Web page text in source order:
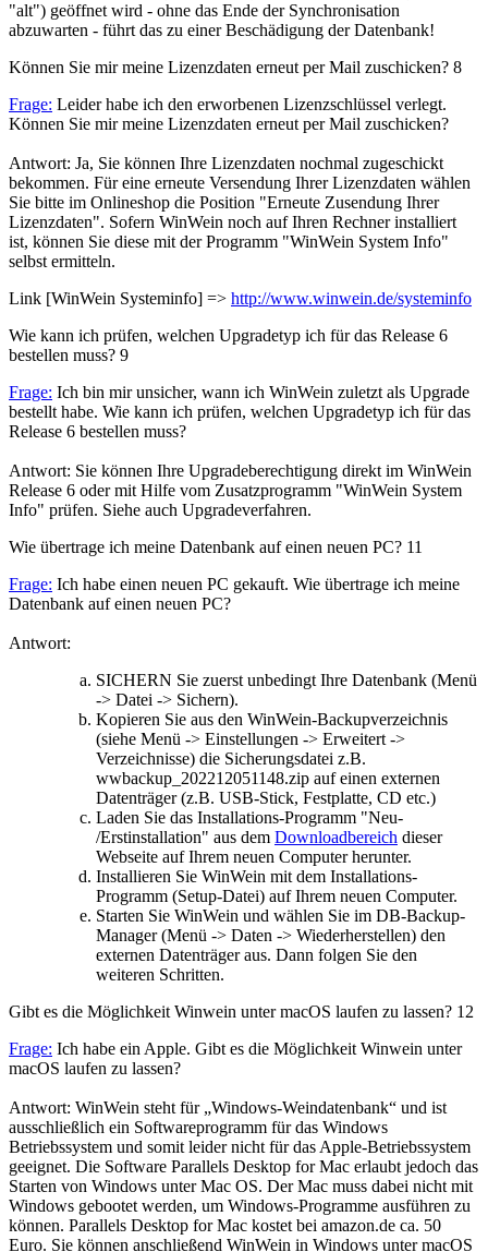
"alt") geöffnet wird - ohne das Ende der Synchronisation
abzuwarten - führt das zu einer Beschädigung der Datenbank!
Können Sie mir meine Lizenzdaten erneut per Mail zuschicken? 8
Frage: Leider habe ich den erworbenen Lizenzschlüssel verlegt.
Können Sie mir meine Lizenzdaten erneut per Mail zuschicken?
Antwort: Ja, Sie können Ihre Lizenzdaten nochmal zugeschickt
bekommen. Für eine erneute Versendung Ihrer Lizenzdaten wählen
Sie bitte im Onlineshop die Position "Erneute Zusendung Ihrer
Lizenzdaten". Sofern WinWein noch auf Ihren Rechner installiert
ist, können Sie diese mit der Programm "WinWein System Info"
selbst ermitteln.
Link [WinWein Systeminfo] => http://www.winwein.de/systeminfo
Wie kann ich prüfen, welchen Upgradetyp ich für das Release 6
bestellen muss? 9
Frage: Ich bin mir unsicher, wann ich WinWein zuletzt als Upgrade
bestellt habe. Wie kann ich prüfen, welchen Upgradetyp ich für das
Release 6 bestellen muss?
Antwort: Sie können Ihre Upgradeberechtigung direkt im WinWein
Release 6 oder mit Hilfe vom Zusatzprogramm "WinWein System
Info" prüfen. Siehe auch Upgradeverfahren.
Wie übertrage ich meine Datenbank auf einen neuen PC? 11
Frage: Ich habe einen neuen PC gekauft. Wie übertrage ich meine
Datenbank auf einen neuen PC?
Antwort:
SICHERN Sie zuerst unbedingt Ihre Datenbank (Menü
-> Datei -> Sichern).
Kopieren Sie aus den WinWein-Backupverzeichnis
(siehe Menü -> Einstellungen -> Erweitert ->
Verzeichnisse) die Sicherungsdatei z.B.
wwbackup_202212051148.zip auf einen externen
Datenträger (z.B. USB-Stick, Festplatte, CD etc.)
Laden Sie das Installations-Programm "Neu-
/Erstinstallation" aus dem Downloadbereich dieser
Webseite auf Ihrem neuen Computer herunter.
Installieren Sie WinWein mit dem Installations-
Programm (Setup-Datei) auf Ihrem neuen Computer.
Starten Sie WinWein und wählen Sie im DB-Backup-
Manager (Menü -> Daten -> Wiederherstellen) den
externen Datenträger aus. Dann folgen Sie den
weiteren Schritten.
Gibt es die Möglichkeit Winwein unter macOS laufen zu lassen? 12
Frage: Ich habe ein Apple. Gibt es die Möglichkeit Winwein unter
macOS laufen zu lassen?
Antwort: WinWein steht für „Windows-Weindatenbank“ und ist
ausschließlich ein Softwareprogramm für das Windows
Betriebssystem und somit leider nicht für das Apple-Betriebssystem
geeignet. Die Software Parallels Desktop for Mac erlaubt jedoch das
Starten von Windows unter Mac OS. Der Mac muss dabei nicht mit
Windows gebootet werden, um Windows-Programme ausführen zu
können. Parallels Desktop for Mac kostet bei amazon.de ca. 50
Euro. Sie können anschließend WinWein in Windows unter macOS